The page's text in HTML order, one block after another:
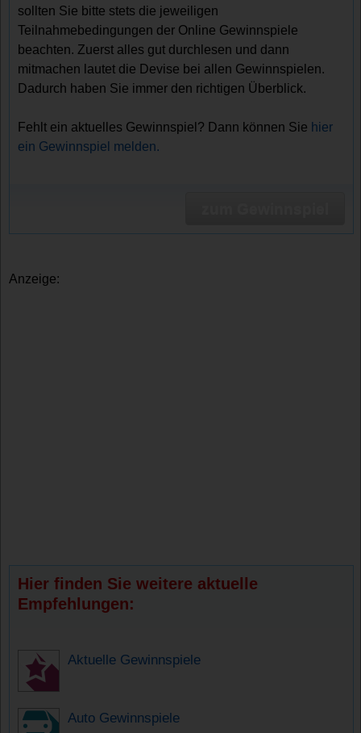
sollten Sie bitte stets die jeweiligen
Teilnahmebedingungen der Online Gewinnspiele
beachten. Zuerst alles gut durchlesen und dann
mitmachen lautet die Devise bei allen Gewinnspielen.
Dadurch haben Sie immer den richtigen Überblick.
Fehlt ein aktuelles Gewinnspiel? Dann können Sie hier
ein Gewinnspiel melden.
Anzeige:
Hier finden Sie weitere aktuelle
Empfehlungen:
Aktuelle Gewinnspiele
Auto Gewinnspiele